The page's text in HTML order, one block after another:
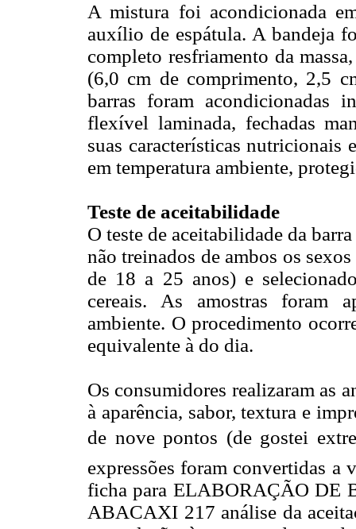
A mistura foi acondicionada
auxílio de espátula. A bandeja
completo resfriamento da
(6,0 cm de comprimento, 2,5
barras foram acondicionadas
flexível laminada, fechadas
suas características nutricionais
em temperatura ambiente,
Teste de aceitabilidade
O teste de aceitabilidade da
não treinados de ambos os
de 18 a 25 anos) e
cereais. As amostras foram
ambiente. O procedimento
equivalente à do dia.
Os consumidores realizaram as
à aparência, sabor, textura e
de nove pontos (de gostei
expressões foram convertidas a
ficha para ELABORAÇÃO DE
ABACAXI 217 análise da